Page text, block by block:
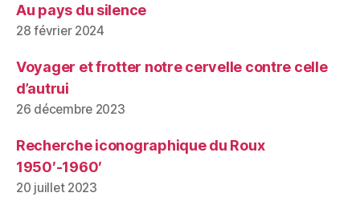
Au pays du silence
28 février 2024
Voyager et frotter notre cervelle contre celle
d’autrui
26 décembre 2023
Recherche iconographique du Roux
1950′-1960′
20 juillet 2023